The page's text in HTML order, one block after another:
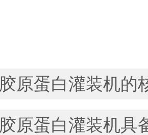
胶原蛋白灌装机的
胶原蛋白灌装机具